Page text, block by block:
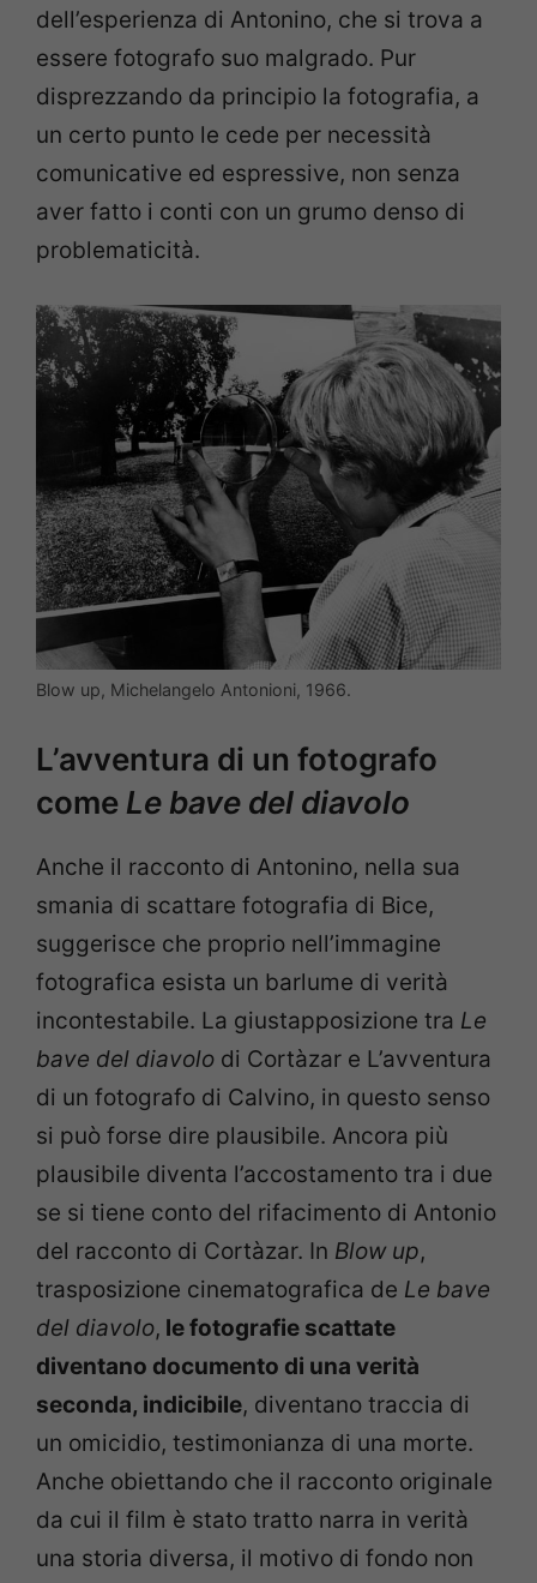
dell’esperienza di Antonino, che si trova a
essere fotografo suo malgrado. Pur
disprezzando da principio la fotografia, a
un certo punto le cede per necessità
comunicative ed espressive, non senza
aver fatto i conti con un grumo denso di
problematicità.
Blow up, Michelangelo Antonioni, 1966.
L’avventura di un fotografo
come Le bave del diavolo
Anche il racconto di Antonino, nella sua
smania di scattare fotografia di Bice,
suggerisce che proprio nell’immagine
fotografica esista un barlume di verità
incontestabile. La giustapposizione tra Le
bave del diavolo di Cortàzar e L’avventura
di un fotografo di Calvino, in questo senso
si può forse dire plausibile. Ancora più
plausibile diventa l’accostamento tra i due
se si tiene conto del rifacimento di Antonio
del racconto di Cortàzar. In Blow up,
trasposizione cinematografica de Le bave
del diavolo, le fotografie scattate
diventano documento di una verità
seconda, indicibile, diventano traccia di
un omicidio, testimonianza di una morte.
Anche obiettando che il racconto originale
da cui il film è stato tratto narra in verità
una storia diversa, il motivo di fondo non